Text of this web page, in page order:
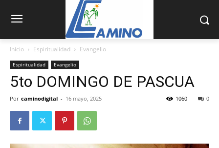
Inicio Espiritualidad Evangelio
Espiritualidad Evangelio
5to DOMINGO DE PASCUA
Por caminodigital - 16 mayo, 2025 0
1060